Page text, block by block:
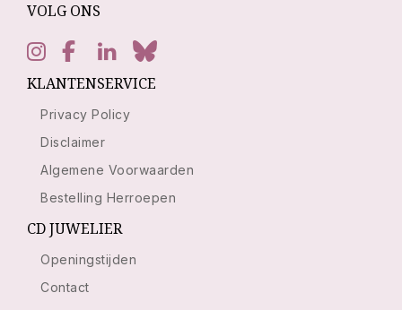
VOLG ONS
KLANTENSERVICE
Privacy Policy
Disclaimer
Algemene Voorwaarden
Bestelling Herroepen
CD JUWELIER
Openingstijden
Contact